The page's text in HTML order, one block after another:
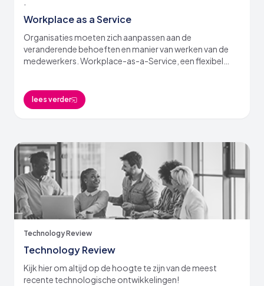
.
Workplace as a Service
Organisaties moeten zich aanpassen aan de
veranderende behoeften en manier van werken van de
medewerkers. Workplace-as-a-Service, een flexibel
lees verder
Technology Review
Technology Review
Kijk hier om altijd op de hoogte te zijn van de meest
recente technologische ontwikkelingen!